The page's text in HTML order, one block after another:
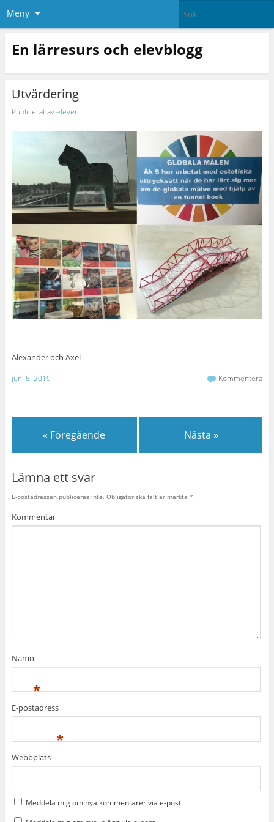
Meny
En lärresurs och elevblogg
Utvärdering
Publicerat avelever
Alexander och Axel
juni 5, 2019 Kommentera
« Föregående Nästa »
Lämna ett svar
E-postadressen publiceras inte. Obligatoriska fält är märkta *
Kommentar
Namn
*
E-postadress
*
Webbplats
Meddela mig om nya kommentarer via e-post.